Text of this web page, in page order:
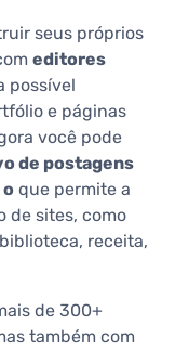
seus próprios
editores
possível
e páginas
você pode
de postagens
o que permite a
de sites, como
receita,
de 300+
também com